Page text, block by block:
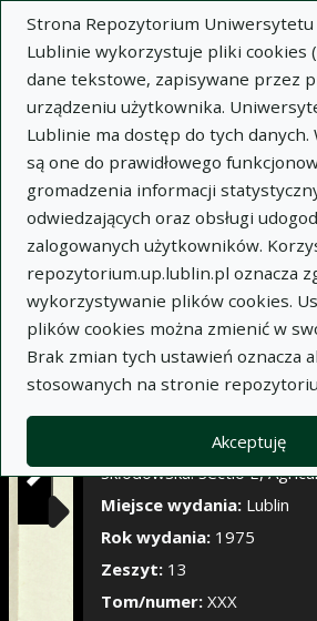
Strona Repozytorium
Lublinie wykorzystuje pliki cookies
dane tekstowe, zapisywane przez
urządzeniu użytkownika.
Lublinie ma dostęp do tych danych.
są one do prawidłowego
gromadzenia informacji
odwiedzających oraz obsługi
zalogowanych użytkowników.
repozytorium.up.lublin.pl oznacza
wykorzystywanie plików cookies.
plików cookies można zmienić w
Brak zmian tych ustawień oznacza
stosowanych na stronie
Akceptuję
Pokaż/
Opis
Autor:
Józef Jargiełło
Wanda Harkot
Tytuł:Wpływ
plonowanie łąki
rejonie kanału Wieprz-Krzna
Wariant tytułu:Influence
on the productivity of a
established meadow in the
Krzna canal
Annales
Skłodowska. Sectio E,
Miejsce wydania: Lublin
Rok wydania: 1975
Zeszyt: 13
Tom/numer: XXX